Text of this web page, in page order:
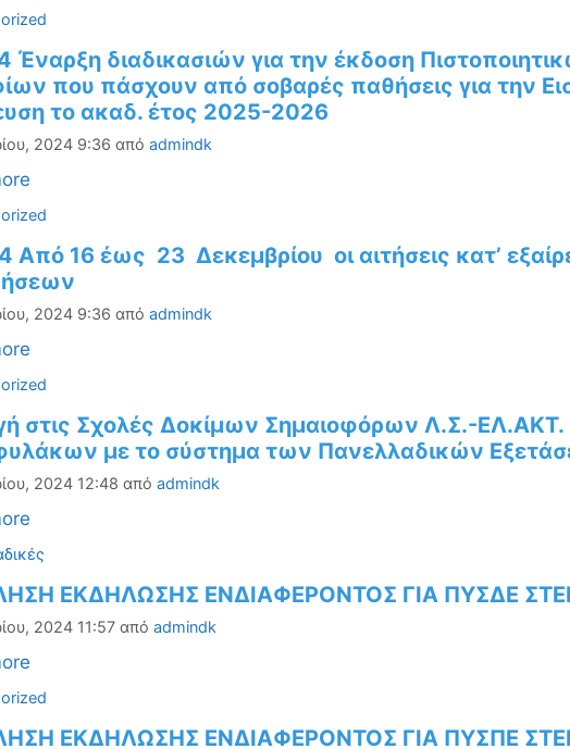
Έναρξη διαδικασιών για την έκδοση
που πάσχουν από σοβαρές παθήσεις για την
το ακαδ. έτος 2025-2026
2024 9:36 από admindk
Από 16 έως 23 Δεκεμβρίου οι αιτήσεις κατ’
2024 9:36 από admindk
στις Σχολές Δοκίμων Σημαιοφόρων Λ.Σ.-ΕΛ.ΑΚΤ.
με το σύστημα των Πανελλαδικών
2024 12:48 από admindk
ΕΚΔΗΛΩΣΗΣ ΕΝΔΙΑΦΕΡΟΝΤΟΣ ΓΙΑ ΠΥΣΔΕ
2024 11:57 από admindk
ΕΚΔΗΛΩΣΗΣ ΕΝΔΙΑΦΕΡΟΝΤΟΣ ΓΙΑ ΠΥΣΠΕ